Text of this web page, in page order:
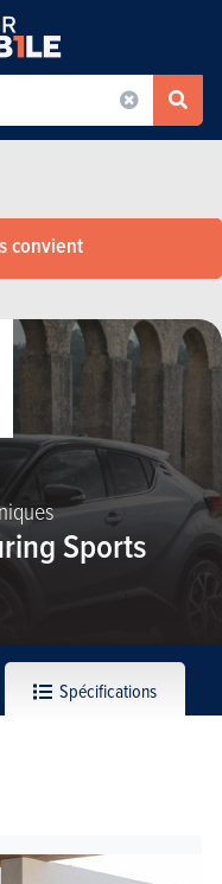
convient
Sports
Spécifications